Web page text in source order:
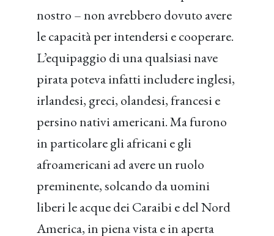
nostro – non avrebbero dovuto avere
le capacità per intendersi e cooperare.
L’equipaggio di una qualsiasi nave
pirata poteva infatti includere inglesi,
irlandesi, greci, olandesi, francesi e
persino nativi americani. Ma furono
in particolare gli africani e gli
afroamericani ad avere un ruolo
preminente, solcando da uomini
liberi le acque dei Caraibi e del Nord
America, in piena vista e in aperta